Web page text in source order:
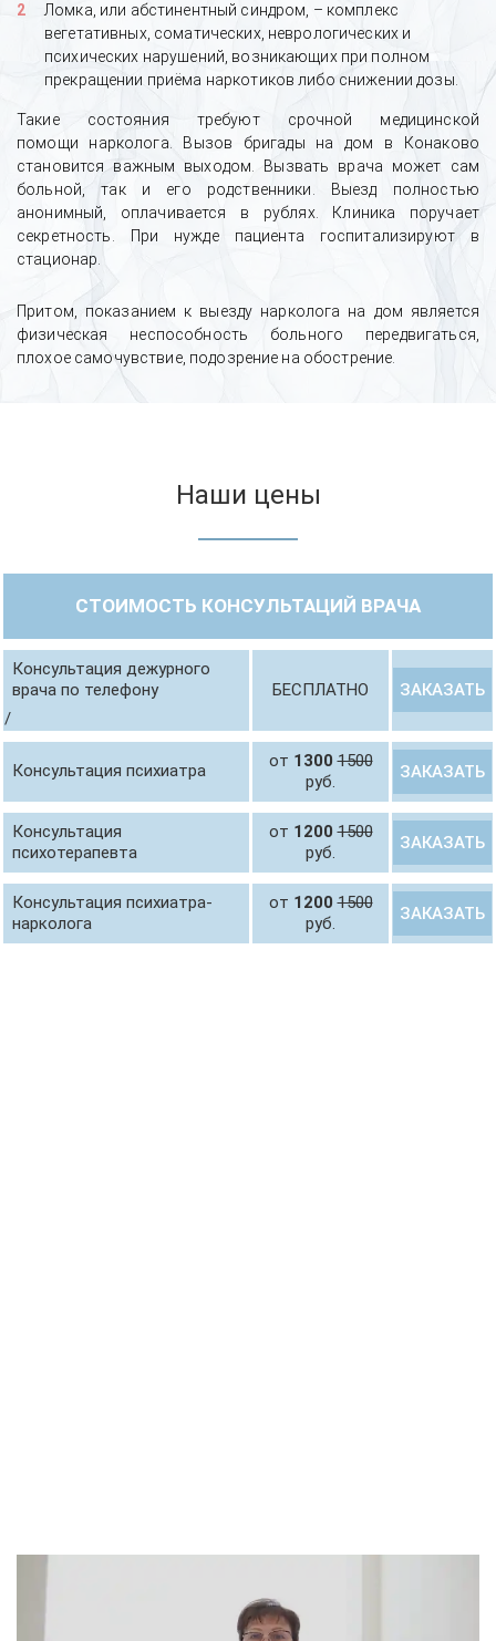
Ломка, или абстинентный синдром, – комплекс
вегетативных, соматических, неврологических и
психических нарушений, возникающих при полном
прекращении приёма наркотиков либо снижении дозы.
Такие состояния требуют срочной медицинской
помощи нарколога. Вызов бригады на дом в Конаково
становится важным выходом. Вызвать врача может сам
больной, так и его родственники. Выезд полностью
анонимный, оплачивается в рублях. Клиника поручает
секретность. При нужде пациента госпитализируют в
стационар.
Притом, показанием к выезду нарколога на дом является
физическая неспособность больного передвигаться,
плохое самочувствие, подозрение на обострение.
Наши цены
СТОИМОСТЬ КОНСУЛЬТАЦИЙ ВРАЧА
Консультация дежурного
врача по телефону
/
БЕСПЛАТНО ЗАКАЗАТЬ
Консультация психиатра от 13001500
руб.
ЗАКАЗАТЬ
Консультация
психотерапевта
от 12001500
руб.
ЗАКАЗАТЬ
Консультация психиатра-
нарколога
от 12001500
руб.
ЗАКАЗАТЬ